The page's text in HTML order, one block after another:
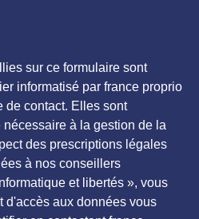
sur ce formulaire sont
informatisé par france proprio
de contact. Elles sont
à la gestion de la
des prescriptions légales
à nos conseillers
et libertés », vous
d'accès aux données vous